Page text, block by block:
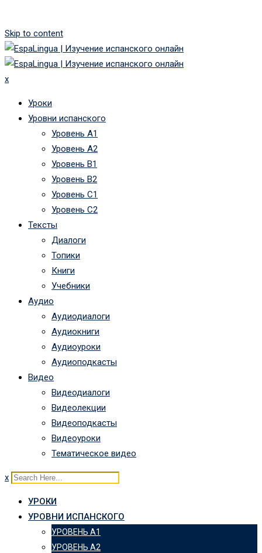
Skip to content
x
Уроки
Уровни испанского
Уровень А1
Уровень А2
Уровень B1
Уровень B2
Уровень C1
Уровень C2
Тексты
Диалоги
Топики
Книги
Учебники
Аудио
Аудиодиалоги
Аудиокниги
Аудиоуроки
Аудиоподкасты
Видео
Видеодиалоги
Видеолекции
Видеоподкасты
Видеоуроки
Тематическое видео
x
УРОКИ
УРОВНИ ИСПАНСКОГО
УРОВЕНЬ А1
УРОВЕНЬ А2